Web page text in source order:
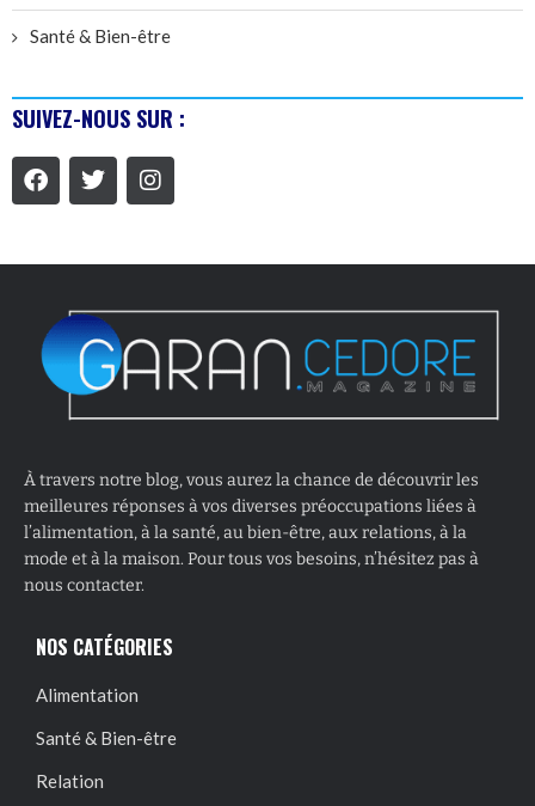
Santé & Bien-être
SUIVEZ-NOUS SUR :
À travers notre blog, vous aurez la chance de découvrir les
meilleures réponses à vos diverses préoccupations liées à
l’alimentation, à la santé, au bien-être, aux relations, à la
mode et à la maison. Pour tous vos besoins, n’hésitez pas à
nous contacter.
NOS CATÉGORIES
Alimentation
Santé & Bien-être
Relation